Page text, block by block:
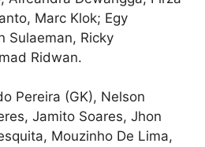
Marc Klok; Egy
Sulaeman, Ricky
Ridwan.
Pereira (GK), Nelson
Jamito Soares, Jhon
Mouzinho De Lima,